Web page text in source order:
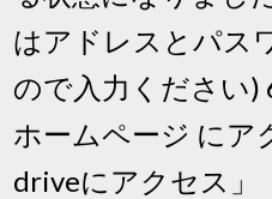
はアドレスとパス
ので入力ください)
ホームページ にア
driveにアクセス」